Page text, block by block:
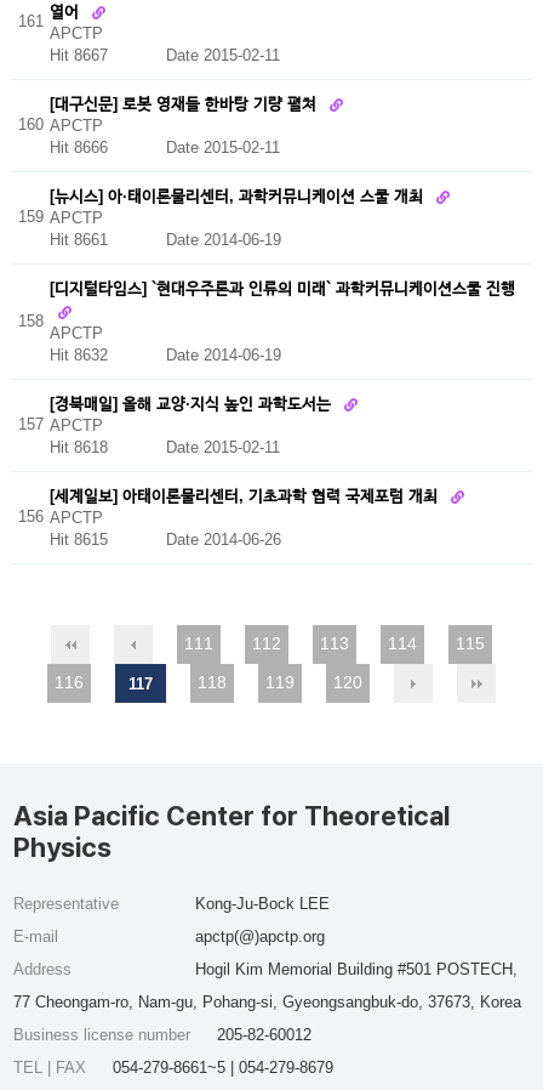
161
열어
APCTP
Hit 8667 Date 2015-02-11
160
[대구신문] 로봇 영재들 한바탕 기량 펼쳐
APCTP
Hit 8666
Date 2015-02-11
159
[뉴시스] 아·태이론물리센터, 과학커뮤니케이션 스쿨 개최
APCTP
Hit 8661
Date 2014-06-19
158
[디지털타임스] `현대우주론과 인류의 미래` 과학커뮤니케이션스쿨 진행
APCTP
Hit 8632 Date 2014-06-19
157
[경북매일] 올해 교양·지식 높인 과학도서는
APCTP
Hit 8618
Date 2015-02-11
156
[세계일보] 아태이론물리센터, 기초과학 협력 국제포럼 개최
APCTP
Hit 8615
Date 2014-06-26
111 112 113 114
115
116
117 118 119 120
Asia Pacific Center for Theoretical
Physics
Representative
Kong-Ju-Bock LEE
E-mail
apctp(@)apctp.org
Address
Hogil Kim Memorial Building #501 POSTECH,
77 Cheongam-ro, Nam-gu, Pohang-si, Gyeongsangbuk-do, 37673, Korea
Business license number
205-82-60012
TEL | FAX
054-279-8661~5 | 054-279-8679